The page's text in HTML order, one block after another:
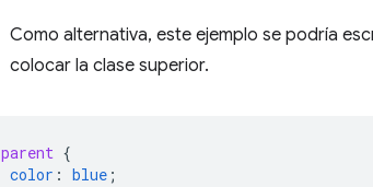
Como alternativa, este ejemplo se podría
colocar la clase superior.
parent {
color : blue ;